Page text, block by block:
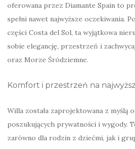
oferowana przez Diamante Spain to
spełni nawet najwyższe oczekiwania.
części Costa del Sol, ta wyjątkowa
sobie elegancję, przestrzeń i
oraz Morze Śródziemne.
Komfort i przestrzeń na
Willa została zaprojektowana z myślą
poszukujących prywatności i wygody.
zarówno dla rodzin z dziećmi, jak i